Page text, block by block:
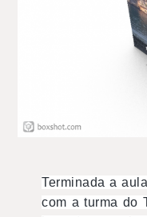
Terminada a
com a turma do